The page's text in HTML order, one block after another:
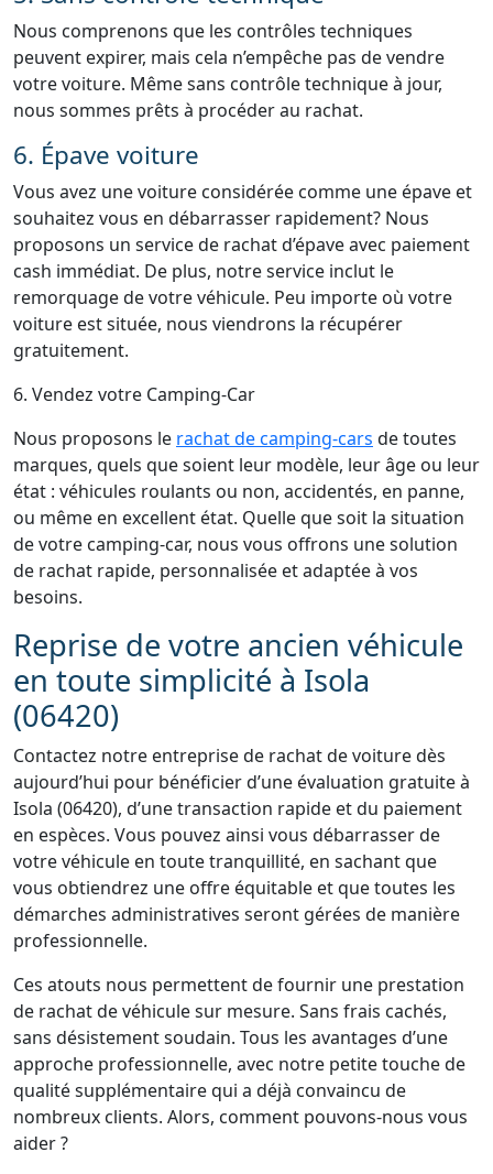
Nous comprenons que les contrôles techniques
peuvent expirer, mais cela n’empêche pas de vendre
votre voiture. Même sans contrôle technique à jour,
nous sommes prêts à procéder au rachat.
6. Épave voiture
Vous avez une voiture considérée comme une épave et
souhaitez vous en débarrasser rapidement? Nous
proposons un service de rachat d’épave avec paiement
cash immédiat. De plus, notre service inclut le
remorquage de votre véhicule. Peu importe où votre
voiture est située, nous viendrons la récupérer
gratuitement.
6. Vendez votre Camping-Car
Nous proposons le rachat de camping-cars de toutes
marques, quels que soient leur modèle, leur âge ou leur
état : véhicules roulants ou non, accidentés, en panne,
ou même en excellent état. Quelle que soit la situation
de votre camping-car, nous vous offrons une solution
de rachat rapide, personnalisée et adaptée à vos
besoins.
Reprise de votre ancien véhicule
en toute simplicité à Isola
(06420)
Contactez notre entreprise de rachat de voiture dès
aujourd’hui pour bénéficier d’une évaluation gratuite à
Isola (06420), d’une transaction rapide et du paiement
en espèces. Vous pouvez ainsi vous débarrasser de
votre véhicule en toute tranquillité, en sachant que
vous obtiendrez une offre équitable et que toutes les
démarches administratives seront gérées de manière
professionnelle.
Ces atouts nous permettent de fournir une prestation
de rachat de véhicule sur mesure. Sans frais cachés,
sans désistement soudain. Tous les avantages d’une
approche professionnelle, avec notre petite touche de
qualité supplémentaire qui a déjà convaincu de
nombreux clients. Alors, comment pouvons-nous vous
aider ?